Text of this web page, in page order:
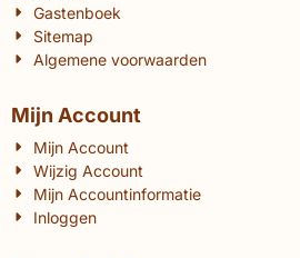
Gastenboek
Sitemap
Algemene voorwaarden
Mijn Account
Mijn Account
Wijzig Account
Mijn Accountinformatie
Inloggen